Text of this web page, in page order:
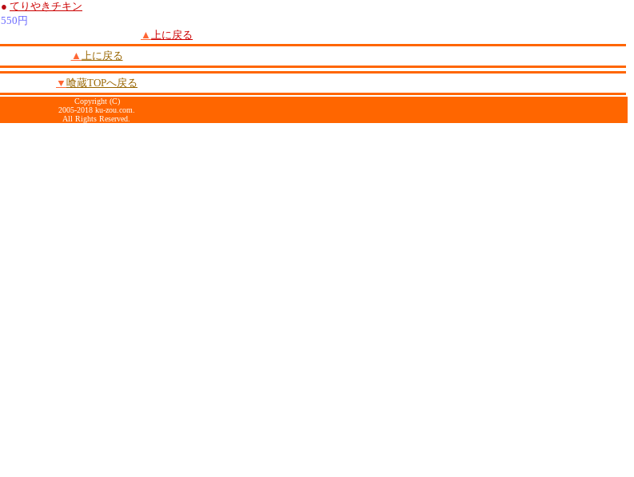
● てりやきチキン
550円
▲ 上に戻る
▲ 上に戻る
▼ 喰蔵TOPへ戻る
Copyright (C)
2005-2018 ku-zou.com.
All Rights Reserved.